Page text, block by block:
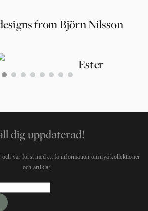
from Björn Nilsson
Ester
0 1 2 3 4 5 6 7
dig uppdaterad!
och var först med att få information om nya kollektioner
och artiklar.